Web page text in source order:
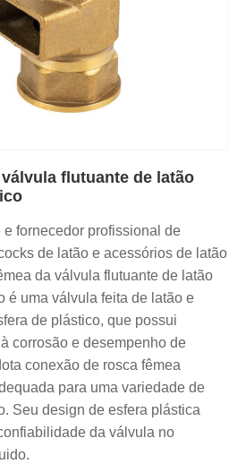
flutuante de latão
e fornecedor profissional de
de latão e acessórios de latão
da válvula flutuante de latão
é uma válvula feita de latão e
de plástico, que possui
corrosão e desempenho de
conexão de rosca fêmea
para uma variedade de
Seu design de esfera plástica
da válvula no